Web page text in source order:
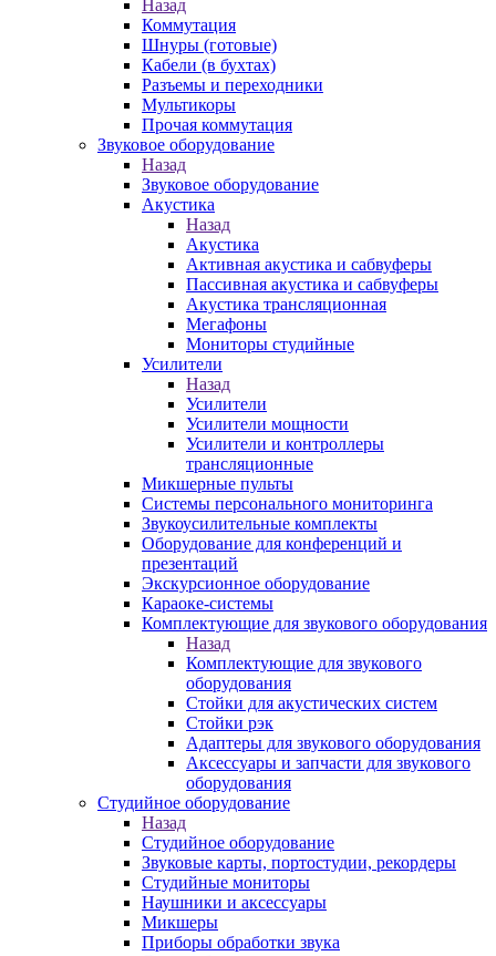
Назад
Коммутация
Шнуры (готовые)
Кабели (в бухтах)
Разъемы и переходники
Мультикоры
Прочая коммутация
Звуковое оборудование
Назад
Звуковое оборудование
Акустика
Назад
Акустика
Активная акустика и сабвуферы
Пассивная акустика и сабвуферы
Акустика трансляционная
Мегафоны
Мониторы студийные
Усилители
Назад
Усилители
Усилители мощности
Усилители и контроллеры
трансляционные
Микшерные пульты
Системы персонального мониторинга
Звукоусилительные комплекты
Оборудование для конференций и
презентаций
Экскурсионное оборудование
Караоке-системы
Комплектующие для звукового оборудования
Назад
Комплектующие для звукового
оборудования
Стойки для акустических систем
Стойки рэк
Адаптеры для звукового оборудования
Аксессуары и запчасти для звукового
оборудования
Студийное оборудование
Назад
Студийное оборудование
Звуковые карты, портостудии, рекордеры
Студийные мониторы
Наушники и аксессуары
Микшеры
Приборы обработки звука